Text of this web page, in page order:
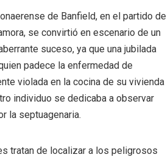
de Banfield, en el partido de
se convirtió en escenario de un
suceso, ya que una jubilada
padece la enfermedad de
violada en la cocina de su vivienda
individuo se dedicaba a observar
la septuagenaria.
tratan de localizar a los peligrosos